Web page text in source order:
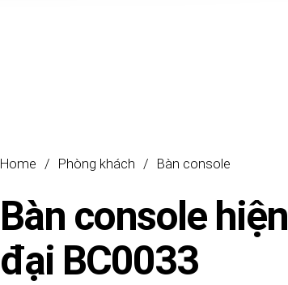
Home / Phòng khách / Bàn console
Bàn console hiện
đại BC0033